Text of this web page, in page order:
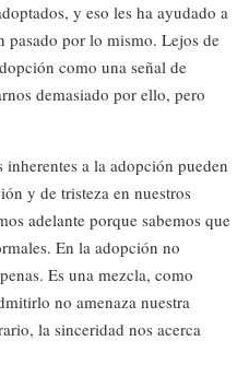
y eso les ha ayudado a
pasado por lo mismo. Lejos de
como una señal de
demasiado por ello, pero
a la adopción pueden
y de tristeza en nuestros
adelante porque sabemos que
En la adopción no
Es una mezcla, como
no amenaza nuestra
la sinceridad nos acerca